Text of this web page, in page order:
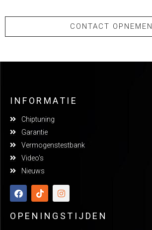
CONTACT OPNEMEN
INFORMATIE
Chiptuning
Garantie
Vermogenstestbank
Video's
Nieuws
OPENINGSTIJDEN